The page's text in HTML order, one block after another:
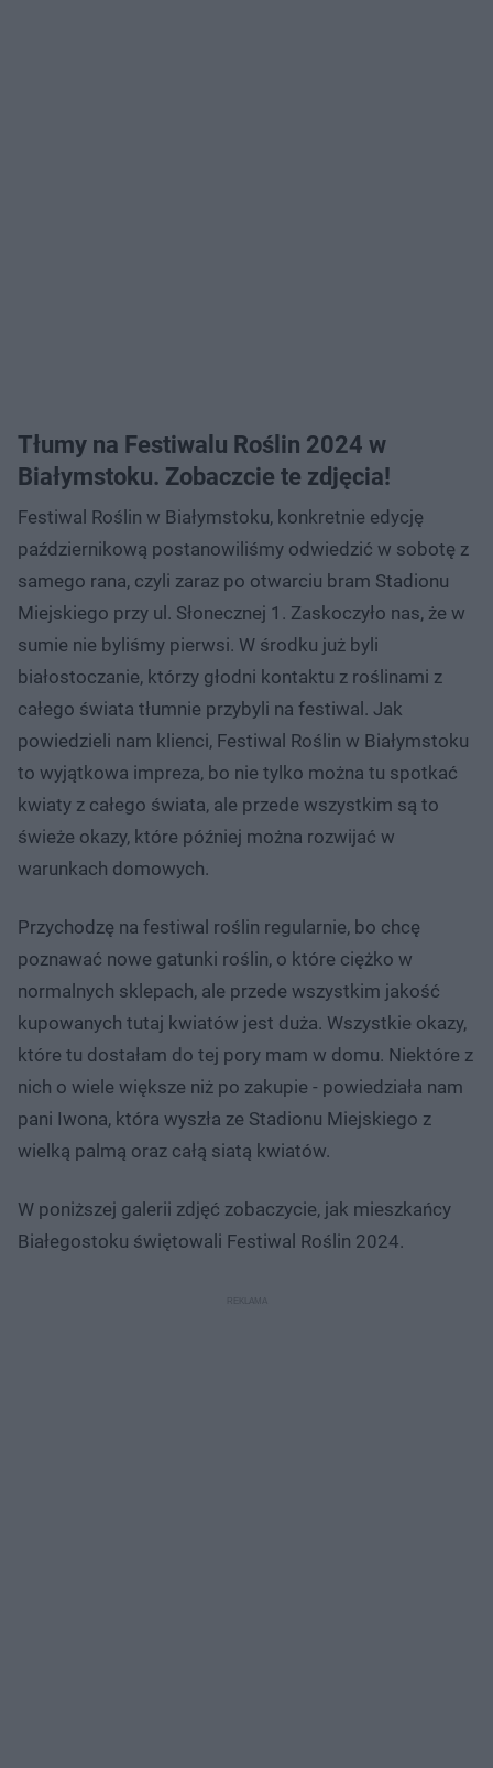
Tłumy na Festiwalu Roślin 2024 w
Białymstoku. Zobaczcie te zdjęcia!
Festiwal Roślin w Białymstoku, konkretnie edycję
październikową postanowiliśmy odwiedzić w sobotę z
samego rana, czyli zaraz po otwarciu bram Stadionu
Miejskiego przy ul. Słonecznej 1. Zaskoczyło nas, że w
sumie nie byliśmy pierwsi. W środku już byli
białostoczanie, którzy głodni kontaktu z roślinami z
całego świata tłumnie przybyli na festiwal. Jak
powiedzieli nam klienci, Festiwal Roślin w Białymstoku
to wyjątkowa impreza, bo nie tylko można tu spotkać
kwiaty z całego świata, ale przede wszystkim są to
świeże okazy, które później można rozwijać w
warunkach domowych.
Przychodzę na festiwal roślin regularnie, bo chcę
poznawać nowe gatunki roślin, o które ciężko w
normalnych sklepach, ale przede wszystkim jakość
kupowanych tutaj kwiatów jest duża. Wszystkie okazy,
które tu dostałam do tej pory mam w domu. Niektóre z
nich o wiele większe niż po zakupie - powiedziała nam
pani Iwona, która wyszła ze Stadionu Miejskiego z
wielką palmą oraz całą siatą kwiatów.
W poniższej galerii zdjęć zobaczycie, jak mieszkańcy
Białegostoku świętowali Festiwal Roślin 2024.